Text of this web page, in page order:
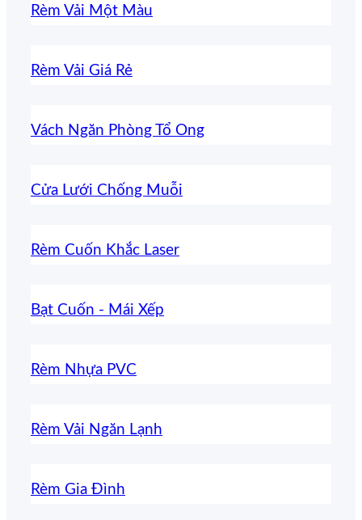
Rèm Vải Một Màu
Rèm Vải Giá Rẻ
Vách Ngăn Phòng Tổ Ong
Cửa Lưới Chống Muỗi
Rèm Cuốn Khắc Laser
Bạt Cuốn - Mái Xếp
Rèm Nhựa PVC
Rèm Vải Ngăn Lạnh
Rèm Gia Đình